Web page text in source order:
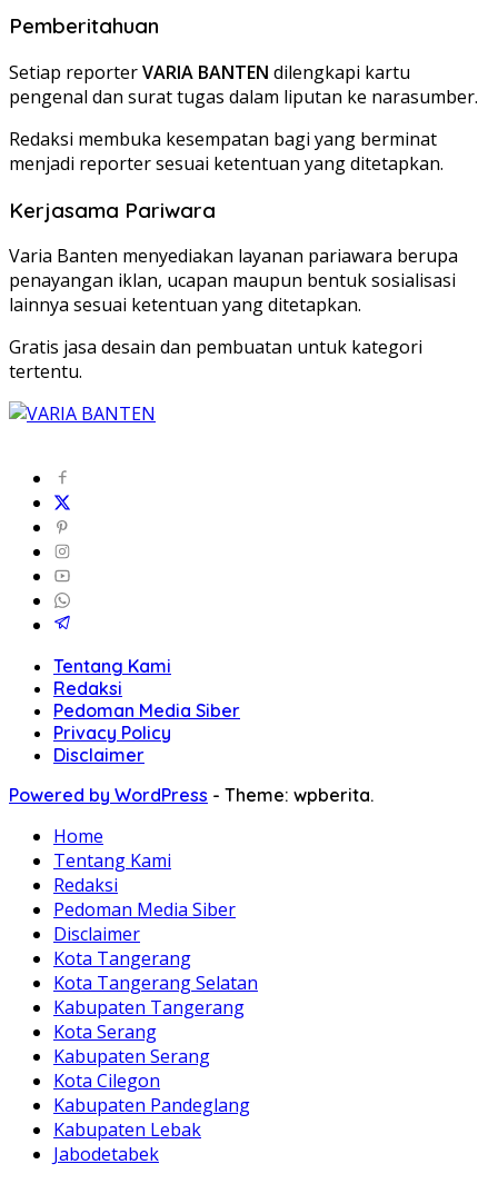
Pemberitahuan
Setiap reporterVARIA BANTEN dilengkapi kartu
pengenal dan surat tugas dalam liputan ke narasumber.
Redaksi membuka kesempatan bagi yang berminat
menjadi reporter sesuai ketentuan yang ditetapkan.
Kerjasama Pariwara
Varia Banten menyediakan layanan pariawara berupa
penayangan iklan, ucapan maupun bentuk sosialisasi
lainnya sesuai ketentuan yang ditetapkan.
Gratis jasa desain dan pembuatan untuk kategori
tertentu.
Tentang Kami
Redaksi
Pedoman Media Siber
Privacy Policy
Disclaimer
Powered by WordPress - Theme: wpberita.
Home
Tentang Kami
Redaksi
Pedoman Media Siber
Disclaimer
Kota Tangerang
Kota Tangerang Selatan
Kabupaten Tangerang
Kota Serang
Kabupaten Serang
Kota Cilegon
Kabupaten Pandeglang
Kabupaten Lebak
Jabodetabek